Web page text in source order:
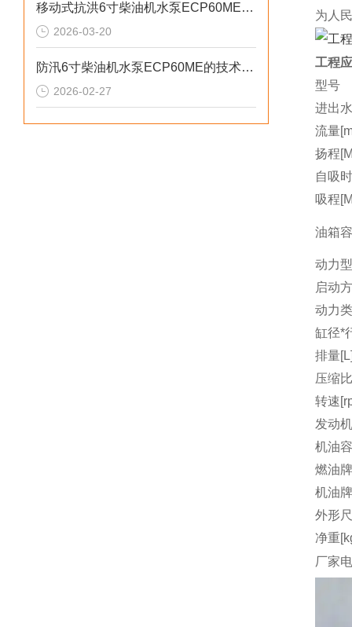
移动式抗洪6寸柴油机水泵ECP60ME产品介绍
2026-03-20
防汛6寸柴油机水泵ECP60ME的技术参数
2026-02-27
为人
工程
型号
进出
流量
扬程
自吸
吸程
油箱
动力
启动
动力
缸径*
排量
压缩比
转速
发动
机油
燃油
机油
外形
净重
厂家